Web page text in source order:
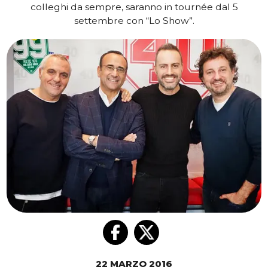
colleghi da sempre, saranno in tournée dal 5
settembre con “Lo Show”.
22 MARZO 2016